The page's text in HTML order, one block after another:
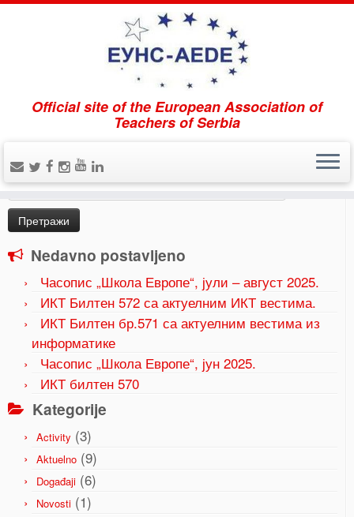
Official site of the European Association of
Teachers of Serbia
Home » Uncategorized » Дан планете Земље, чувајмо
Pretraži
Претрага
за:
Nedavno postavljeno
Часопис „Школа Европе“, јули – август 2025.
ИКТ Билтен 572 са актуелним ИКТ вестима.
ИКТ Билтен бр.571 са актуелним вестима из
информатике
Часопис „Школа Европе“, јун 2025.
ИКТ билтен 570
Kategorije
Activity (3)
Aktuelno (9)
Događaji (6)
Novosti (1)